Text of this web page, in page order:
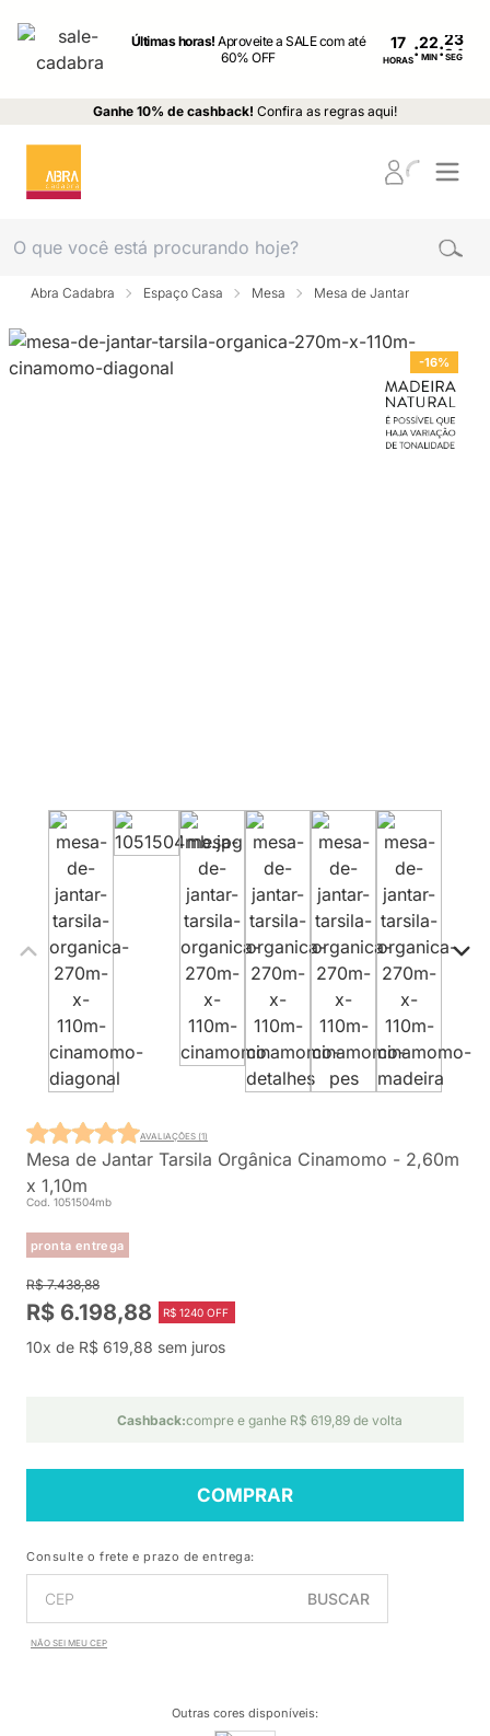
Últimas horas!Aproveite a SALE com até
60% OFF
17
HORAS: MIN : SEG
Ganhe 10% de cashback! Confira as regras aqui!
Abra Cadabra Espaço Casa Mesa Mesa de Jantar
-16%
Mesa de Jantar Tarsila Orgânica Cinamomo - 2,60m
x 1,10m
Cod. 1051504mb
pronta entrega
AVALIAÇÕES (1)
R$ 7.438,88
R$ 6.198,88 R$ 1240 OFF
10x de R$ 619,88 sem juros
Cashback:compre e ganhe R$ 619,89 de volta
COMPRAR
Consulte o frete e prazo de entrega:
BUSCAR
NÃO SEI MEU CEP
Outras cores disponíveis: